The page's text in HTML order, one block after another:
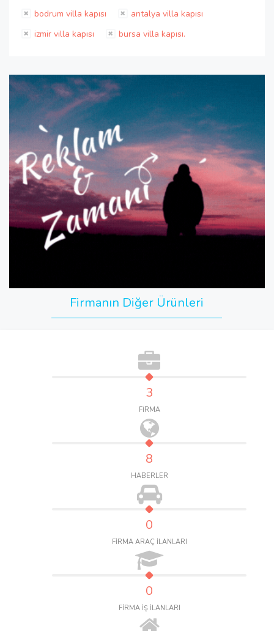
bodrum villa kapısı
antalya villa kapısı
izmir villa kapısı
bursa villa kapısı.
Firmanın Diğer Ürünleri
3
FİRMA
8
HABERLER
0
FİRMA ARAÇ İLANLARI
0
FİRMA İŞ İLANLARI